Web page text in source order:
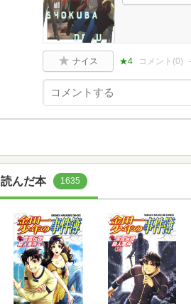
ナイス ★4 コメント(0)
読んだ本 1635